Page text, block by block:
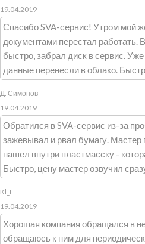
19.04.2019
Спасибо SVA-сервис! Утром мой
документами перестал работать.
быстро, забрал диск в сервис.
данные перенесли в облако.
Д. Симонов
19.04.2019
Обратился в SVA-сервис из-за
зажевывал и рвал бумагу. Мастер
нашел внутри пластмасску -
Быстро, цену мастер озвучил
Kl_L
19.04.2019
Хорошая компания обращался в
обращаюсь к ним для